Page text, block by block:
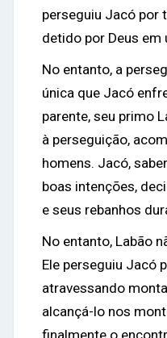
perseguiu Jacó por
detido por Deus em
No entanto, a
única que Jacó
parente, seu primo
à perseguição,
homens. Jacó,
boas intenções,
e seus rebanhos
No entanto, Labão
Ele perseguiu Jacó
atravessando
alcançá-lo nos
finalmente o